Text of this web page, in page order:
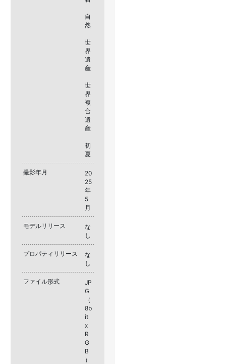
自
然
世
界
遺
産
世
界
複
合
遺
産
初
夏
撮影年月
20
25
年
5
月
モデルリリース
な
し
プロパティリリース
な
し
ファイル形式
JP
G
（
8b
it
x
R
G
B
）